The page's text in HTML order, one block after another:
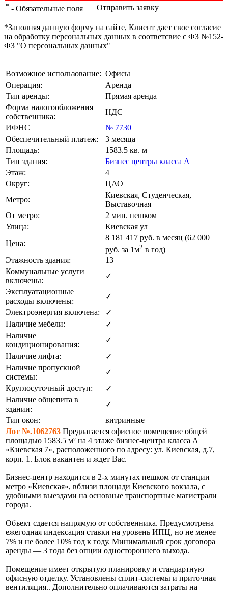
* - Обязательные поля Отправить заявку
*Заполняя данную форму на сайте, Клиент дает свое согласие
на обработку персональных данных в соответсвие с ФЗ №152-
ФЗ "О персональных данных"
Возможное использование: Офисы
Операция:
Аренда
Тип аренды:
Прямая аренда
Форма налогообложения
собственника:
НДС
ИФНС
№ 7730
Обеспечительный платеж:
3 месяца
Площадь:
1583.5 кв. м
Тип здания:
Бизнес центры класса А
Этаж:
4
Округ:
ЦАО
Метро:
Киевская, Студенческая,
Выставочная
От метро:
2 мин. пешком
Улица:
Киевская ул
Цена:
8 181 417 руб. в месяц (62 000
руб. за 1м2 в год)
Этажность здания:
13
Коммунальные услуги
включены:
✓
Эксплуатационные
расходы включены:
✓
Электроэнергия включена:
✓
Наличие мебели:
✓
Наличие
кондиционирования:
✓
Наличие лифта:
✓
Наличие пропускной
системы:
✓
Круглосуточный доступ:
✓
Наличие общепита в
здании:
✓
Тип окон:
витринные
Лот №.1062763 Предлагается офисное помещение общей
площадью 1583.5 м² на 4 этаже бизнес-центра класса А
«Киевская 7», расположенного по адресу: ул. Киевская, д.7,
корп. 1. Блок вакантен и ждет Вас.
Бизнес-центр находится в 2-х минутах пешком от станции
метро «Киевская», вблизи площади Киевского вокзала, с
удобными выездами на основные транспортные магистрали
города.
Объект сдается напрямую от собственника. Предусмотрена
ежегодная индексация ставки на уровень ИПЦ, но не менее
7% и не более 10% год к году. Минимальный срок договора
аренды — 3 года без опции одностороннего выхода.
Помещение имеет открытую планировку и стандартную
офисную отделку. Установлены сплит-системы и приточная
вентиляция.. Дополнительно оплачиваются затраты на